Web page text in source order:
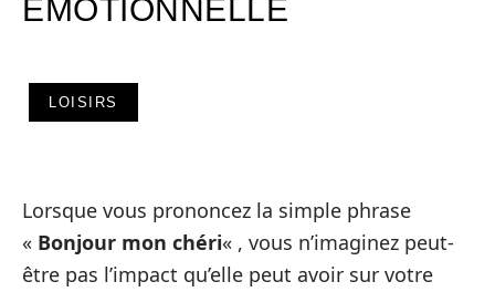
ÉMOTIONNELLE
LOISIRS
Lorsque vous prononcez la simple phrase
« Bonjour mon chéri« , vous n’imaginez peut-
être pas l’impact qu’elle peut avoir sur votre